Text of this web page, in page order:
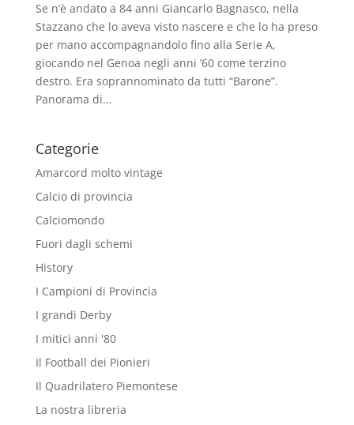
Se n’è andato a 84 anni Giancarlo Bagnasco, nella
Stazzano che lo aveva visto nascere e che lo ha preso
per mano accompagnandolo fino alla Serie A,
giocando nel Genoa negli anni ’60 come terzino
destro. Era soprannominato da tutti “Barone”.
Panorama di...
Categorie
Amarcord molto vintage
Calcio di provincia
Calciomondo
Fuori dagli schemi
History
I Campioni di Provincia
I grandi Derby
I mitici anni '80
Il Football dei Pionieri
Il Quadrilatero Piemontese
La nostra libreria